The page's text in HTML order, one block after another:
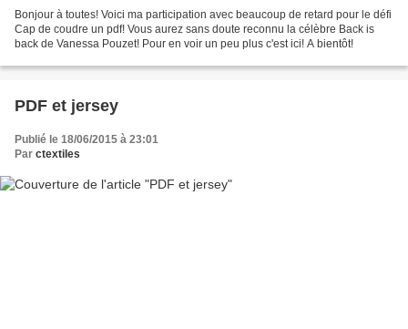
Bonjour à toutes! Voici ma participation avec beaucoup de retard pour le défi
Cap de coudre un pdf! Vous aurez sans doute reconnu la célèbre Back is
back de Vanessa Pouzet! Pour en voir un peu plus c'est ici! A bientôt!
PDF et jersey
Publié le 18/06/2015 à 23:01
Par ctextiles